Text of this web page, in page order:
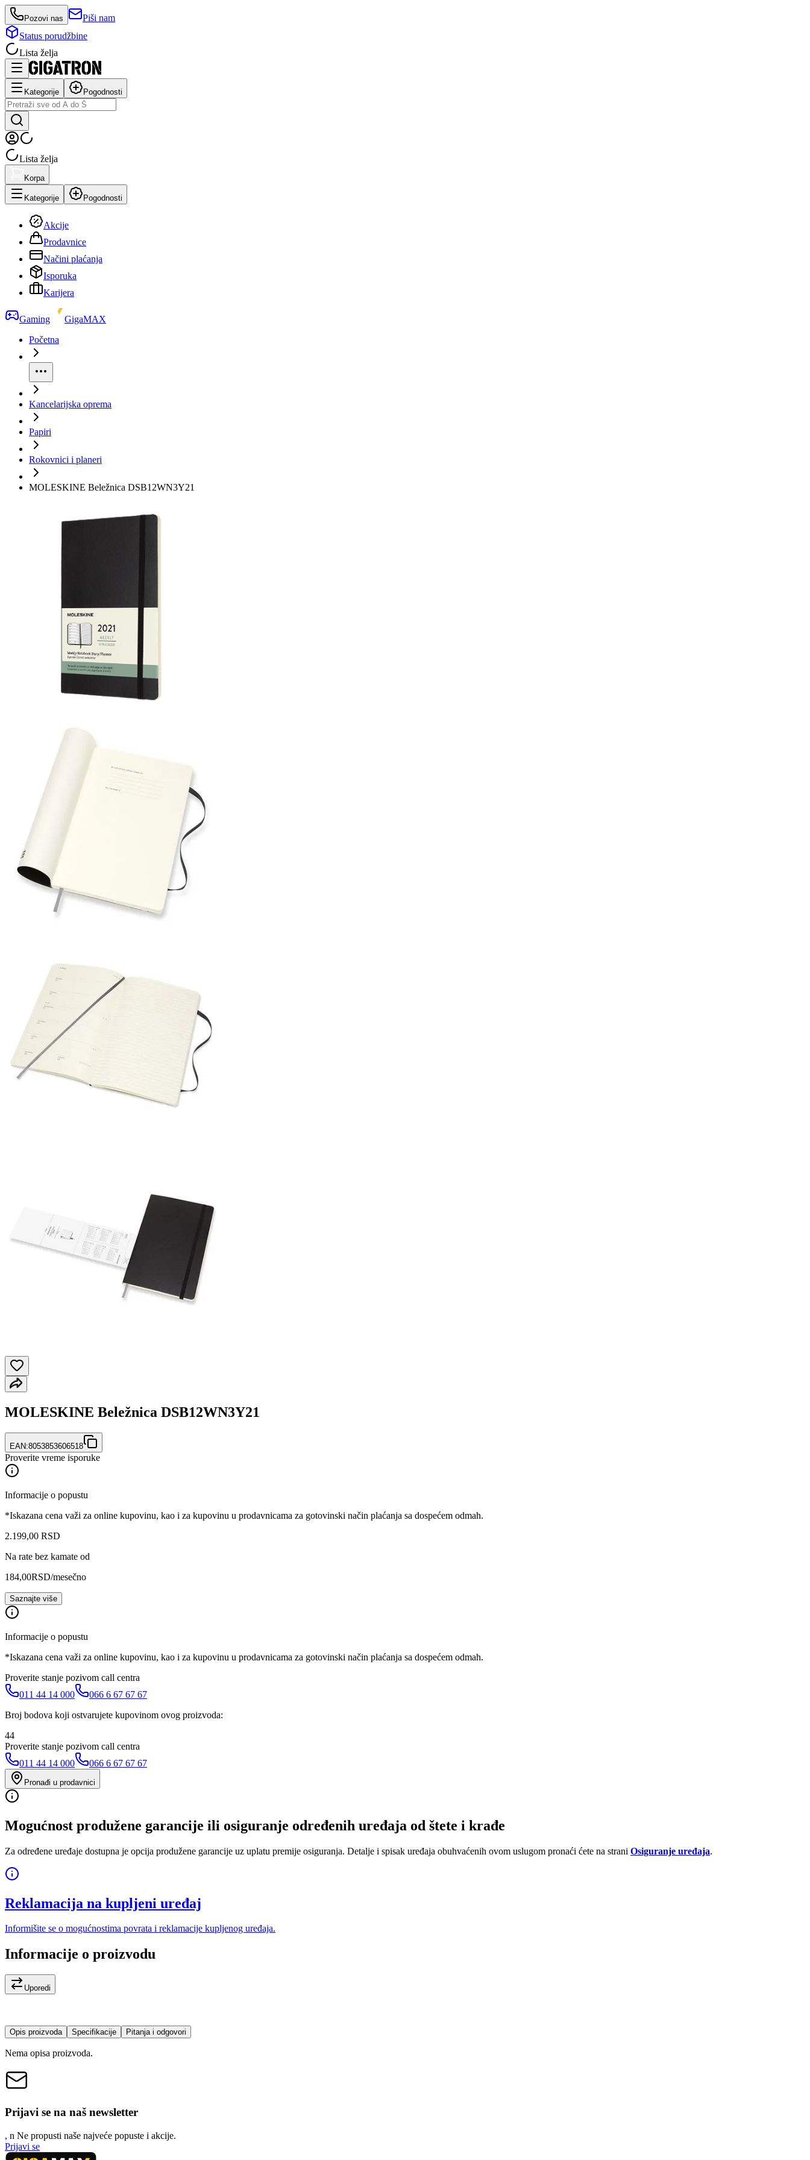
Pozovi nas
Piši nam
Status porudžbine
Lista želja
Kategorije Pogodnosti
Lista želja
Korpa
Kategorije Pogodnosti
Akcije
Prodavnice
Načini plaćanja
Isporuka
Karijera
Gaming
GigaMAX
Početna
Kancelarijska oprema
Papiri
Rokovnici i planeri
MOLESKINE Beležnica DSB12WN3Y21
MOLESKINE Beležnica DSB12WN3Y21
EAN:8053853606518
Proverite vreme isporuke
Informacije o popustu
*Iskazana cena važi za online kupovinu, kao i za kupovinu u prodavnicama za gotovinski način plaćanja sa dospećem odmah.
2.199,00 RSD
Na rate bez kamate od
184,00RSD/mesečno
Saznajte više
Informacije o popustu
*Iskazana cena važi za online kupovinu, kao i za kupovinu u prodavnicama za gotovinski način plaćanja sa dospećem odmah.
Proverite stanje pozivom call centra
011 44 14 000
066 6 67 67 67
Broj bodova koji ostvarujete kupovinom ovog proizvoda:
44
Proverite stanje pozivom call centra
011 44 14 000
066 6 67 67 67
Pronađi u prodavnici
Mogućnost produžene garancije ili osiguranje određenih uređaja od štete i krađe
Za određene uređaje dostupna je opcija produžene garancije uz uplatu premije osiguranja. Detalje i spisak uređaja obuhvaćenih ovom uslugom pronaći ćete na strani Osiguranje uređaja.
Reklamacija na kupljeni uređaj
Informišite se o mogućnostima povrata i reklamacije kupljenog uređaja.
Informacije o proizvodu
Uporedi
Opis proizvoda Specifikacije Pitanja i odgovori
Nema opisa proizvoda.
Prijavi se na naš newsletter
, n Ne propusti naše najveće popuste i akcije.
Prijavi se